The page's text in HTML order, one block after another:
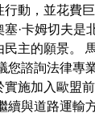
動，並花費
·卡姆切夫
主的願景。
您諮詢法律專
施加入歐盟
續與道路運